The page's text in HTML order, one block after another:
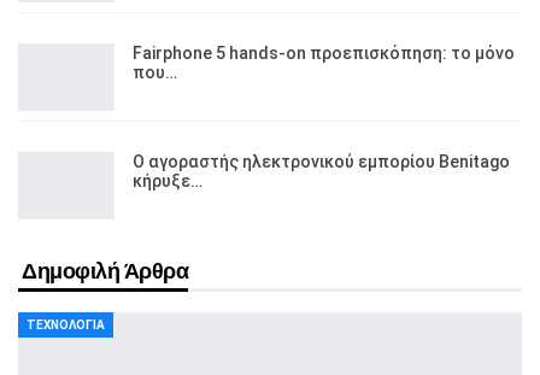
Fairphone 5 hands-on προεπισκόπηση: το μόνο
που…
Ο αγοραστής ηλεκτρονικού εμπορίου Benitago
κήρυξε…
Δημοφιλή Άρθρα
ΤΕΧΝΟΛΟΓΊΑ